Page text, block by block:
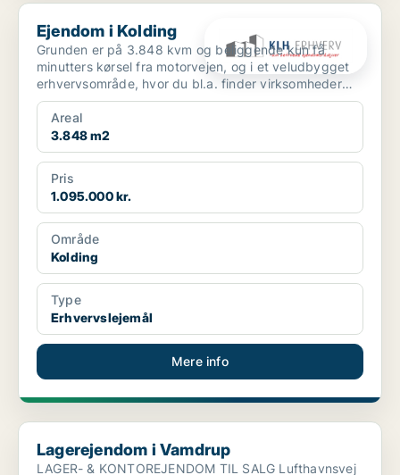
Ejendom i Kolding
Ejendom i Kolding
Grunden er på 3.848 kvm og beliggende kun få
minutters kørsel fra motorvejen, og i et veludbygget
erhvervsområde, hvor du bl.a. finder virksomheder
som David...
Areal
3.848 m2
Pris
1.095.000 kr.
Område
Kolding
Type
Erhvervslejemål
Mere info
Lagerejendom i Vamdrup
Lagerejendom i Vamdrup
LAGER- & KONTOREJENDOM TIL SALG Lufthavnsvej